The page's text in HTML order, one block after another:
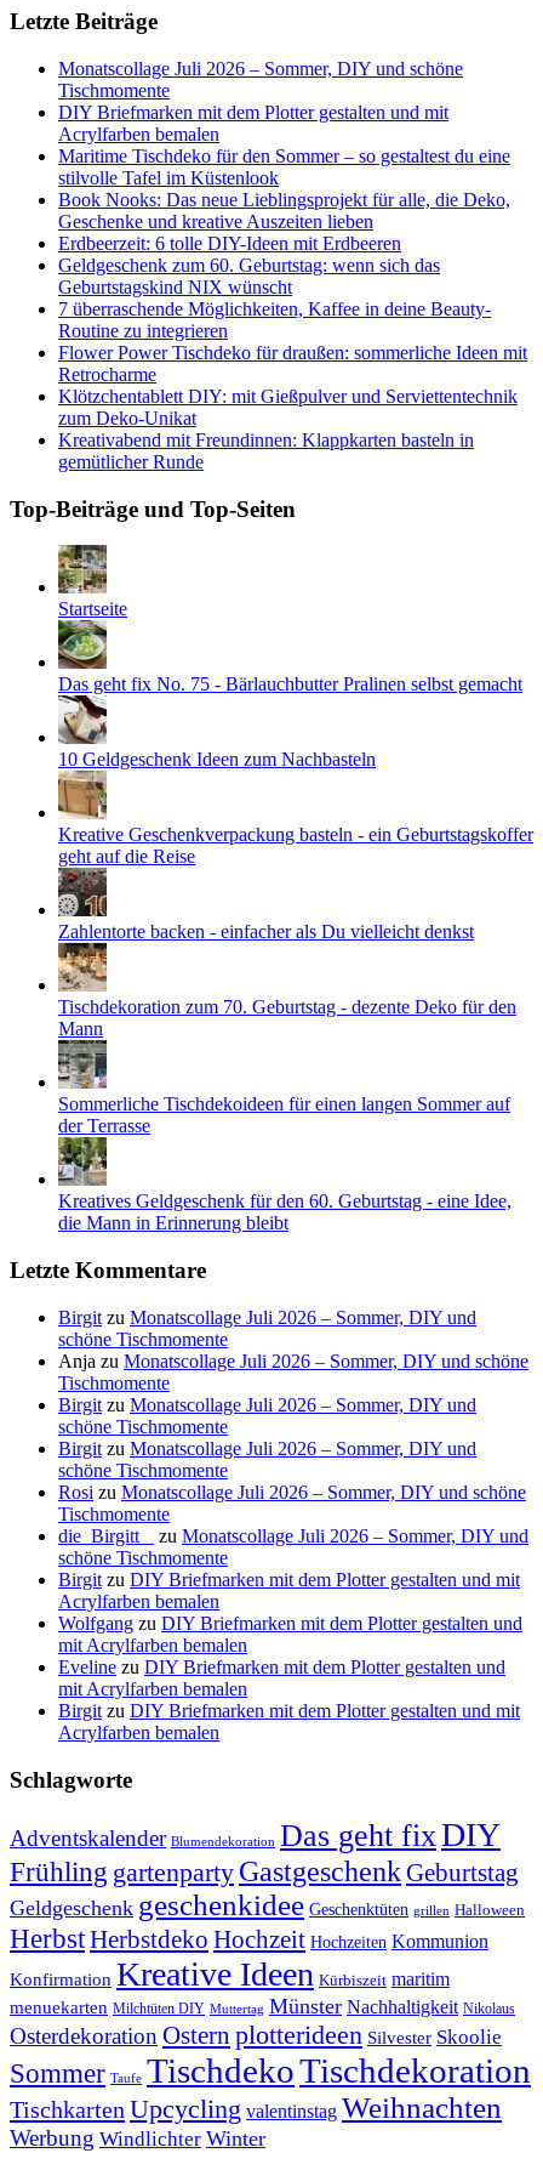
Letzte Beiträge
Monatscollage Juli 2026 – Sommer, DIY und schöne
Tischmomente
DIY Briefmarken mit dem Plotter gestalten und mit
Acrylfarben bemalen
Maritime Tischdeko für den Sommer – so gestaltest du eine
stilvolle Tafel im Küstenlook
Book Nooks: Das neue Lieblingsprojekt für alle, die Deko,
Geschenke und kreative Auszeiten lieben
Erdbeerzeit: 6 tolle DIY-Ideen mit Erdbeeren
Geldgeschenk zum 60. Geburtstag: wenn sich das
Geburtstagskind NIX wünscht
7 überraschende Möglichkeiten, Kaffee in deine Beauty-
Routine zu integrieren
Flower Power Tischdeko für draußen: sommerliche Ideen mit
Retrocharme
Klötzchentablett DIY: mit Gießpulver und Serviettentechnik
zum Deko-Unikat
Kreativabend mit Freundinnen: Klappkarten basteln in
gemütlicher Runde
Top-Beiträge und Top-Seiten
Startseite
Das geht fix No. 75 - Bärlauchbutter Pralinen selbst gemacht
10 Geldgeschenk Ideen zum Nachbasteln
Kreative Geschenkverpackung basteln - ein Geburtstagskoffer
geht auf die Reise
Zahlentorte backen - einfacher als Du vielleicht denkst
Tischdekoration zum 70. Geburtstag - dezente Deko für den
Mann
Sommerliche Tischdekoideen für einen langen Sommer auf
der Terrasse
Kreatives Geldgeschenk für den 60. Geburtstag - eine Idee,
die Mann in Erinnerung bleibt
Letzte Kommentare
Birgit zu Monatscollage Juli 2026 – Sommer, DIY und
schöne Tischmomente
Anja zu Monatscollage Juli 2026 – Sommer, DIY und schöne
Tischmomente
Birgit zu Monatscollage Juli 2026 – Sommer, DIY und
schöne Tischmomente
Birgit zu Monatscollage Juli 2026 – Sommer, DIY und
schöne Tischmomente
Rosi zu Monatscollage Juli 2026 – Sommer, DIY und schöne
Tischmomente
die_Birgitt _
zu Monatscollage Juli 2026 – Sommer, DIY und
schöne Tischmomente
Birgit zu DIY Briefmarken mit dem Plotter gestalten und mit
Acrylfarben bemalen
Wolfgang zu DIY Briefmarken mit dem Plotter gestalten und
mit Acrylfarben bemalen
Eveline zu DIY Briefmarken mit dem Plotter gestalten und
mit Acrylfarben bemalen
Birgit zu DIY Briefmarken mit dem Plotter gestalten und mit
Acrylfarben bemalen
Schlagworte
Adventskalender Blumendekoration Das geht fixDIY
Frühling gartenparty GastgeschenkGeburtstag
Geldgeschenk geschenkidee Geschenktüten grillen Halloween
HerbstHerbstdeko Hochzeit Hochzeiten Kommunion
Konfirmation Kreative Ideen Kürbiszeit maritim
menuekarten Milchtüten DIY Muttertag Münster Nachhaltigkeit Nikolaus
OsterdekorationOstern plotterideen Silvester Skoolie
Sommer Taufe TischdekoTischdekoration
Tischkarten Upcycling valentinstag Weihnachten
Werbung Windlichter Winter